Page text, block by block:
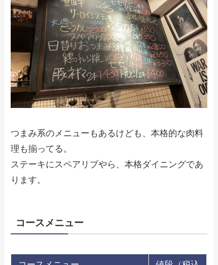
つまみ系のメニューもあるけども、本格的な肉料
理も揃ってる。
ステーキにスペアリブやら、本格ダイニングであ
ります。
コースメニュー